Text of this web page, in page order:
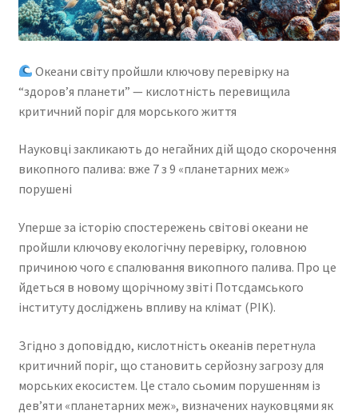
Океани світу пройшли ключову перевірку на
“здоров’я планети” — кислотність перевищила
критичний поріг для морського життя
Науковці закликають до негайних дій щодо скорочення
викопного палива: вже 7 з 9 «планетарних меж»
порушені
Уперше за історію спостережень світові океани не
пройшли ключову екологічну перевірку, головною
причиною чого є спалювання викопного палива. Про це
йдеться в новому щорічному звіті Потсдамського
інституту досліджень впливу на клімат (PIK).
Згідно з доповіддю, кислотність океанів перетнула
критичний поріг, що становить серйозну загрозу для
морських екосистем. Це стало сьомим порушенням із
дев’яти «планетарних меж», визначених науковцями як